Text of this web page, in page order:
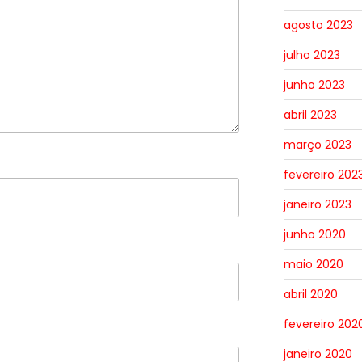
agosto 2023
julho 2023
junho 2023
abril 2023
março 2023
fevereiro
janeiro 2023
junho 2020
maio 2020
abril 2020
fevereiro
janeiro 2020